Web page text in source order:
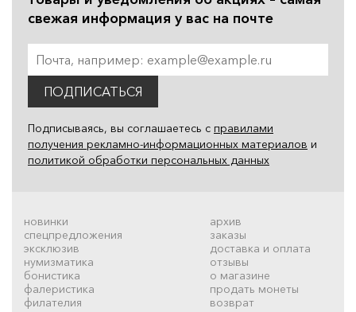
свежая информация у вас на почте
ПОДПИСАТЬСЯ
Подписываясь, вы соглашаетесь с правилами
получения рекламно-информационных материалов и
политикой обработки персональных данных
новинки
спецпредложения
эксклюзив
нумизматика
бонистика
фалеристика
филателия
архив
заказы
доставка и оплата
отзывы
о магазине
продать монеты
возврат